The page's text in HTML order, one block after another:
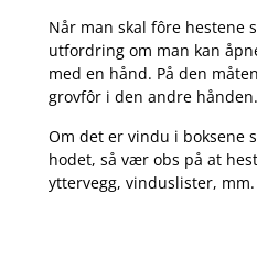
Når man skal fôre hestene
utfordring om man kan
med en hånd. På den
grovfôr i den andre hånden.
Om det er vindu i boksene
hodet, så vær obs på at
yttervegg, vinduslister, mm.